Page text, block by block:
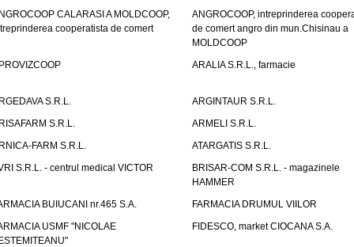
CALARASI A MOLDCOOP,
cooperatista de comert
ANGROCOOP, intreprinderea
de comert angro din mun.Chisinau a
MOLDCOOP
ARALIA S.R.L., farmacie
S.R.L.
ARGINTAUR S.R.L.
S.R.L.
ARMELI S.R.L.
FARM S.R.L.
ATARGATIS S.R.L.
S.R.L. - centrul medical VICTOR
BRISAR-COM S.R.L. - magazinele
HAMMER
BUIUCANI nr.465 S.A.
FARMACIA DRUMUL VIILOR
USMF "NICOLAE
FIDESCO, market CIOCANA S.A.